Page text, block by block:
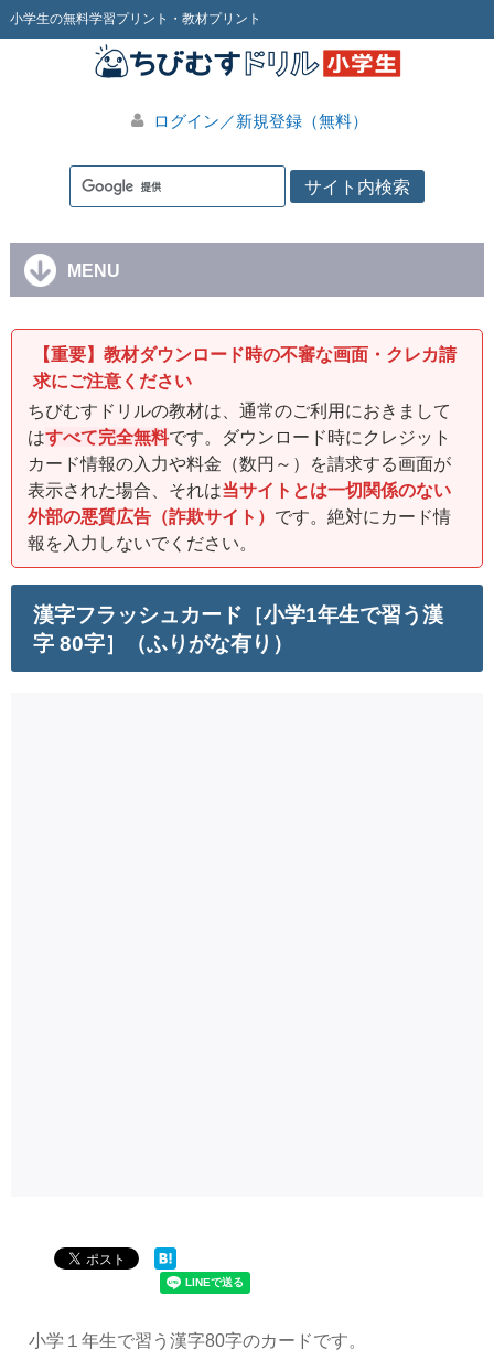
小学生の無料学習プリント・教材プリント
ログイン／新規登録（無料）
MENU
【重要】教材ダウンロード時の不審な画面・クレカ請
求にご注意ください
ちびむすドリルの教材は、通常のご利用におきまして
はすべて完全無料です。ダウンロード時にクレジット
カード情報の入力や料金（数円～）を請求する画面が
表示された場合、それは当サイトとは一切関係のない
外部の悪質広告（詐欺サイト） です。絶対にカード情
報を入力しないでください。
漢字フラッシュカード［小学1年生で習う漢
字 80字］（ふりがな有り）
小学１年生で習う漢字80字のカードです。